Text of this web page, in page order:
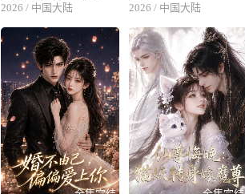
2026 / 中国大陆
2026 / 中国大陆